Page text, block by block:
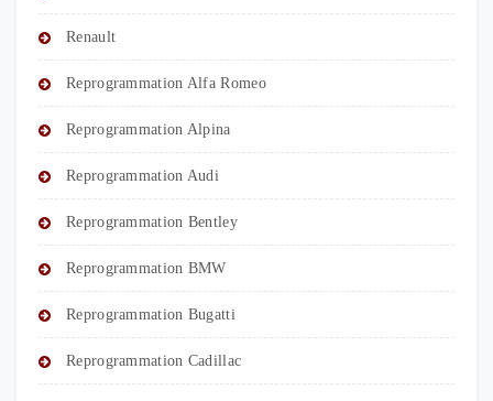
Renault
Reprogrammation Alfa Romeo
Reprogrammation Alpina
Reprogrammation Audi
Reprogrammation Bentley
Reprogrammation BMW
Reprogrammation Bugatti
Reprogrammation Cadillac